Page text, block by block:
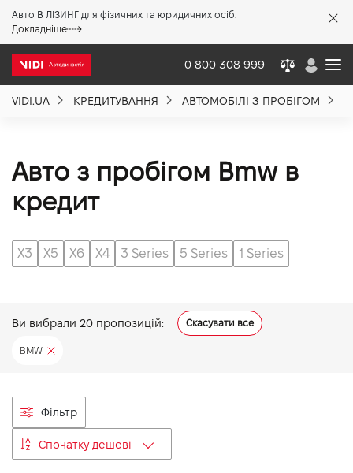
Авто В ЛІЗИНГ для фізичних та юридичних осіб.
Докладніше
0 800 308 999
VIDI.UA КРЕДИТУВАННЯ АВТОМОБІЛІ З ПРОБІГОМ
Авто з пробігом Bmw в
кредит
X3 X5 X6 X4 3 Series 5 Series 1 Series
Ви вибрали 20 пропозицій: Скасувати все
BMW
Фільтр
Спочатку дешеві
Акції %
Новини
Політика якості
Вакансії
Контакти